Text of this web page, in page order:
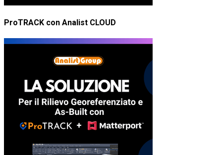
ProTRACK con Analist CLOUD